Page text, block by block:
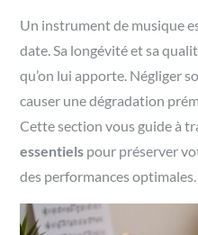
Un instrument de musique
date. Sa longévité et sa
qu’on lui apporte. Négliger
causer une dégradation
Cette section vous guide à
essentiels pour préserver
des performances optimales.